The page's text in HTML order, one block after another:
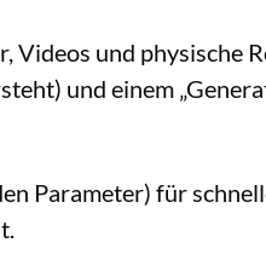
und physische
und einem
Parameter) für